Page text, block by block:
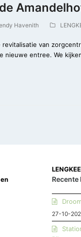
Havenith
van
nieuwe entree. We
27-10-